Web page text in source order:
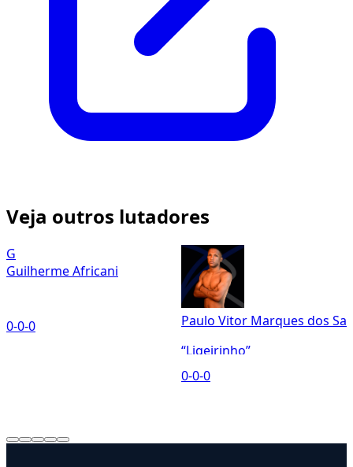
Veja outros lutadores
G
Guilherme Africani
0-0-0
Paulo Vitor Marques dos
“Ligeirinho”
0-0-0